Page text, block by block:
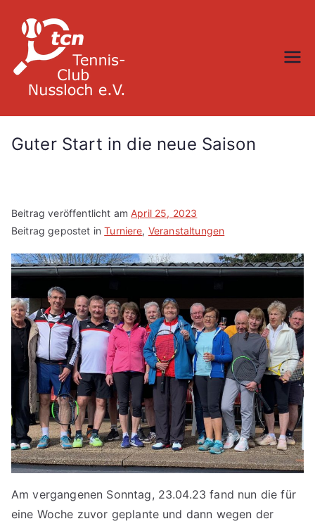
Inhalt
springen
Guter Start in die neue Saison
Beitrag veröffentlicht amApril 25, 2023
Beitrag gepostet inTurniere, Veranstaltungen
Am vergangenen Sonntag, 23.04.23 fand nun die für
eine Woche zuvor geplante und dann wegen der